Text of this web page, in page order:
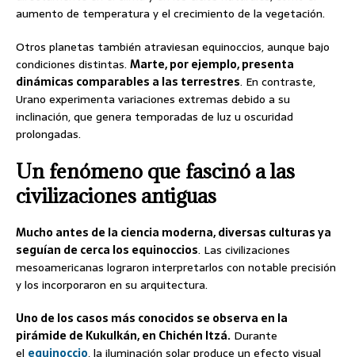
aumento de temperatura y el crecimiento de la vegetación.
Otros planetas también atraviesan equinoccios, aunque bajo
condiciones distintas. Marte, por ejemplo, presenta
dinámicas comparables a las terrestres. En contraste,
Urano experimenta variaciones extremas debido a su
inclinación, que genera temporadas de luz u oscuridad
prolongadas.
Un fenómeno que fascinó a las
civilizaciones antiguas
Mucho antes de la ciencia moderna, diversas culturas ya
seguían de cerca los equinoccios. Las civilizaciones
mesoamericanas lograron interpretarlos con notable precisión
y los incorporaron en su arquitectura.
Uno de los casos más conocidos se observa en la
pirámide de Kukulkán, en Chichén Itzá. Durante
el equinoccio, la iluminación solar produce un efecto visual